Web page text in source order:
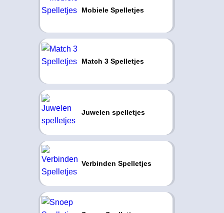
Mobiele Spelletjes
Match 3 Spelletjes
Juwelen spelletjes
Verbinden Spelletjes